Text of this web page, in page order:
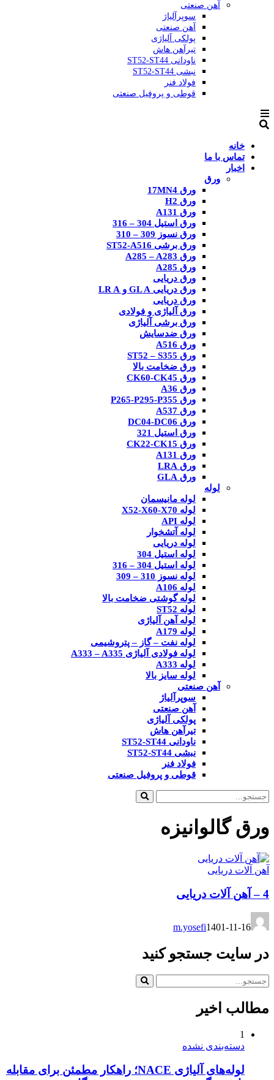
آهن صنعتی
سوپرآلیاژ
آهن صنعتی
پولکی آلیاژی
تیرآهن هاش
ناودانی ST52-ST44
نبشی ST52-ST44
فولاد فنر
قوطی و پروفیل صنعتی
خانه
تماس با ما
اخبار
ورق
ورق 17MN4
ورق H2
ورق A131
ورق استیل 304 – 316
ورق نسوز 309 – 310
ورق برشی ST52-A516
ورق A285 – A283
ورق A285
ورق دریایی
ورق دریایی GL A و LR A
ورق دریایی
ورق آلیاژی و فولادی
ورق برشی آلیاژی
ورق ضدسایش
ورق A516
ورق ST52 – S355
ورق ضخامت بالا
ورق CK60-CK45
ورق A36
ورق P265-P295-P355
ورق A537
ورق DC04-DC06
ورق استیل 321
ورق CK22-CK15
ورق A131
ورق LRA
ورق GLA
لوله
لوله مانیسمان
لوله X52-X60-X70
لوله API
لوله آتشخوار
لوله دریایی
لوله استیل 304
لوله استیل 304 – 316
لوله نسوز 310 – 309
لوله A106
لوله گوشتی ضخامت بالا
لوله ST52
لوله آهن آلیاژی
لوله A179
لوله نفت – گاز – پتروشیمی
لوله فولادی آلیاژی A333 – A335
لوله A333
لوله سایز بالا
آهن صنعتی
سوپرآلیاژ
آهن صنعتی
پولکی آلیاژی
تیرآهن هاش
ناودانی ST52-ST44
نبشی ST52-ST44
فولاد فنر
قوطی و پروفیل صنعتی
ورق گالوانیزه
آهن آلات دریایی
4 – آهن آلات دریایی
m.yosefi1401-11-16
در سایت جستجو کنید
مطالب اخیر
1
دسته‌بندی نشده
لوله‌های آلیاژی NACE؛ راهکار مطمئن برای مقابله